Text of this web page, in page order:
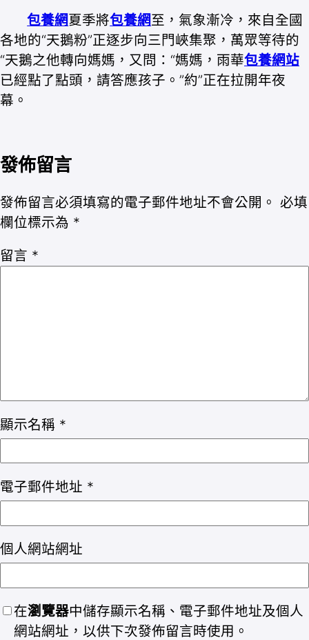
包養網夏季將包養網至，氣象漸冷，來自全國
各地的“天鵝粉”正逐步向三門峽集聚，萬眾等待的
“天鵝之他轉向媽媽，又問：“媽媽，雨華包養網站
已經點了點頭，請答應孩子。”約”正在拉開年夜
幕。
發佈留言
發佈留言必須填寫的電子郵件地址不會公開。 必填
欄位標示為 *
留言 *
顯示名稱 *
電子郵件地址 *
個人網站網址
在瀏覽器中儲存顯示名稱、電子郵件地址及個人
網站網址，以供下次發佈留言時使用。